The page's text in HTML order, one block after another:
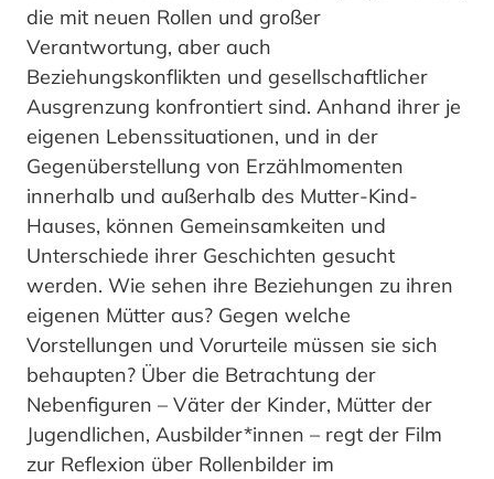
die mit neuen Rollen und großer
Verantwortung, aber auch
Beziehungskonflikten und gesellschaftlicher
Ausgrenzung konfrontiert sind. Anhand ihrer je
eigenen Lebenssituationen, und in der
Gegenüberstellung von Erzählmomenten
innerhalb und außerhalb des Mutter-Kind-
Hauses, können Gemeinsamkeiten und
Unterschiede ihrer Geschichten gesucht
werden. Wie sehen ihre Beziehungen zu ihren
eigenen Mütter aus? Gegen welche
Vorstellungen und Vorurteile müssen sie sich
behaupten? Über die Betrachtung der
Nebenfiguren – Väter der Kinder, Mütter der
Jugendlichen, Ausbilder*innen – regt der Film
zur Reflexion über Rollenbilder im